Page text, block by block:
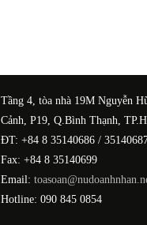
Tầng 4, tòa nhà 19M Nguyễn
Cảnh, P19, Q.Bình Thạnh,
ĐT: +84 8 35140686 /
Fax: +84 8 35140699
Email:
Hotline: 090 845 0854